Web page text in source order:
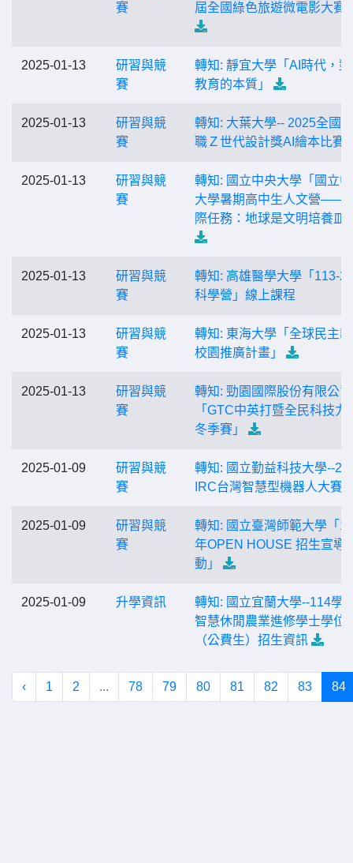
賽
屆全國綠色旅遊微電影大賽
2025-01-13
研習與競
賽
轉知: 靜宜大學「AI時代，
教育的本質」
2025-01-13
研習與競
賽
轉知: 大葉大學-- 2025全國
職Ｚ世代設計獎AI繪本比賽
2025-01-13
研習與競
賽
轉知: 國立中央大學「國立
大學暑期高中生人文營——
際任務：地球是文明培養皿
2025-01-13
研習與競
賽
轉知: 高雄醫學大學「113-2
科學營」線上課程
2025-01-13
研習與競
賽
轉知: 東海大學「全球民主
校園推廣計畫」
2025-01-13
研習與競
賽
轉知: 勁園國際股份有限公司
「GTC中英打暨全民科技力
冬季賽」
2025-01-09
研習與競
賽
轉知: 國立勤益科技大學--
IRC台灣智慧型機器人大賽
2025-01-09
研習與競
賽
轉知: 國立臺灣師範大學「
年OPEN HOUSE 招生宣導
動」
2025-01-09 升學資訊
轉知: 國立宜蘭大學--114學
智慧休閒農業進修學士學位
（公費生）招生資訊
‹ 1 2 ... 78 79 80 81 82 83 84